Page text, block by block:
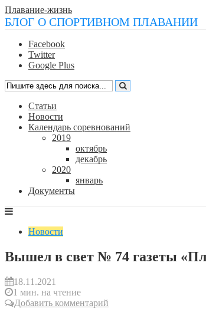
Плавание-жизнь
БЛОГ О СПОРТИВНОМ ПЛАВАНИИ
Facebook
Twitter
Google Plus
Статьи
Новости
Календарь соревнований
2019
октябрь
декабрь
2020
январь
Документы
Новости
Вышел в свет № 74 газеты
18.11.2021
1 мин. на чтение
Добавить комментарий